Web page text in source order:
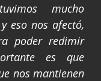
mucho
eso nos afectó,
poder redimir
es que
nos mantienen